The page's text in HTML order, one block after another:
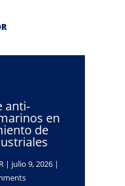
anti-
en
de
| julio 9, 2026 |